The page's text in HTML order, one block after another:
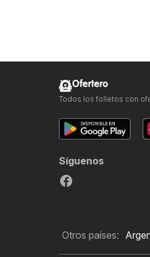
Ofertero
Todos los folletos con
Síguenos
Otros países: